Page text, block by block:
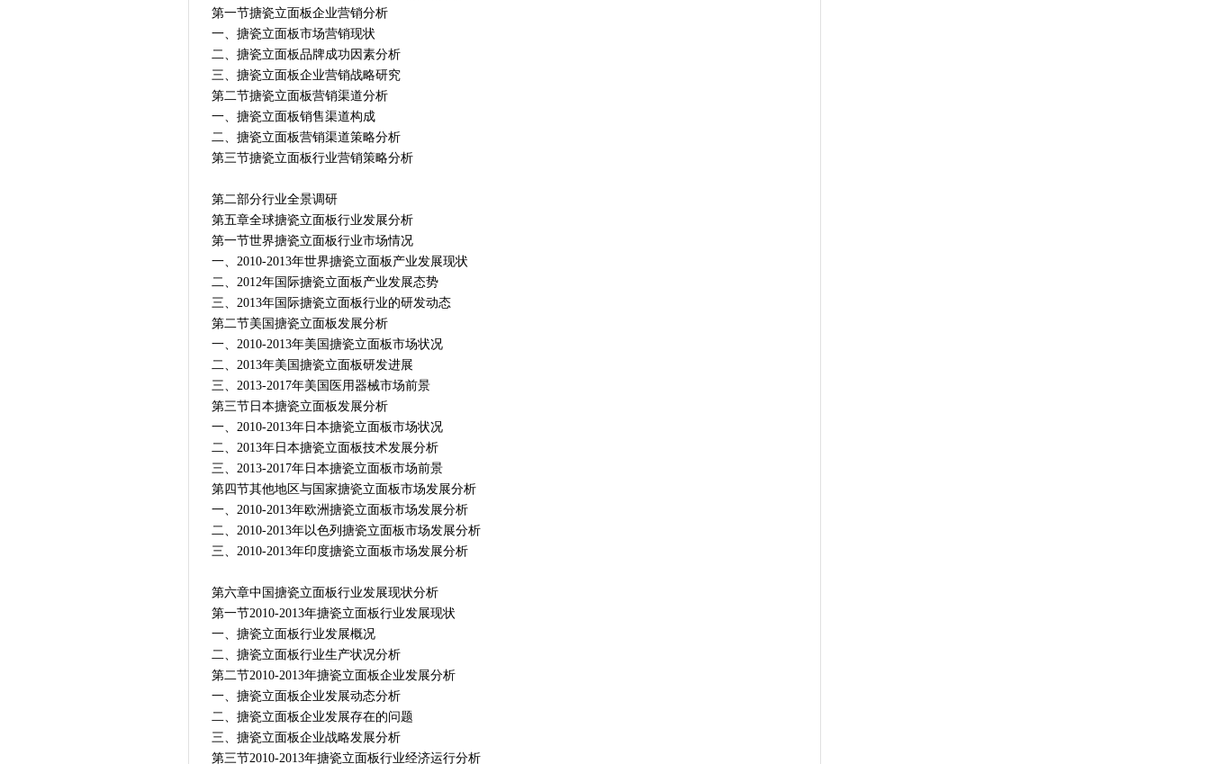
第一节搪瓷立面板企业营销分析
一、搪瓷立面板市场营销现状
二、搪瓷立面板品牌成功因素分析
三、搪瓷立面板企业营销战略研究
第二节搪瓷立面板营销渠道分析
一、搪瓷立面板销售渠道构成
二、搪瓷立面板营销渠道策略分析
第三节搪瓷立面板行业营销策略分析
第二部分行业全景调研
第五章全球搪瓷立面板行业发展分析
第一节世界搪瓷立面板行业市场情况
一、2010-2013年世界搪瓷立面板产业发展现状
二、2012年国际搪瓷立面板产业发展态势
三、2013年国际搪瓷立面板行业的研发动态
第二节美国搪瓷立面板发展分析
一、2010-2013年美国搪瓷立面板市场状况
二、2013年美国搪瓷立面板研发进展
三、2013-2017年美国医用器械市场前景
第三节日本搪瓷立面板发展分析
一、2010-2013年日本搪瓷立面板市场状况
二、2013年日本搪瓷立面板技术发展分析
三、2013-2017年日本搪瓷立面板市场前景
第四节其他地区与国家搪瓷立面板市场发展分析
一、2010-2013年欧洲搪瓷立面板市场发展分析
二、2010-2013年以色列搪瓷立面板市场发展分析
三、2010-2013年印度搪瓷立面板市场发展分析
第六章中国搪瓷立面板行业发展现状分析
第一节2010-2013年搪瓷立面板行业发展现状
一、搪瓷立面板行业发展概况
二、搪瓷立面板行业生产状况分析
第二节2010-2013年搪瓷立面板企业发展分析
一、搪瓷立面板企业发展动态分析
二、搪瓷立面板企业发展存在的问题
三、搪瓷立面板企业战略发展分析
第三节2010-2013年搪瓷立面板行业经济运行分析